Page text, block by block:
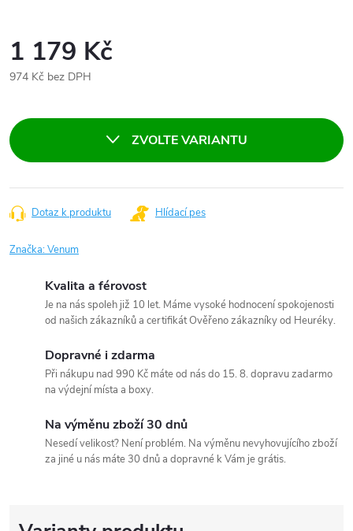
1 179 Kč
974 Kč bez DPH
ZVOLTE VARIANTU
Dotaz k produktu Hlídací pes
Značka:Venum
Kvalita a férovost
Je na nás spoleh již 10 let. Máme vysoké hodnocení spokojenosti
od našich zákazníků a certifikát Ověřeno zákazníky od Heuréky.
Dopravné i zdarma
Při nákupu nad 990 Kč máte od nás do 15. 8. dopravu zadarmo
na výdejní místa a boxy.
Na výměnu zboží 30 dnů
Nesedí velikost? Není problém. Na výměnu nevyhovujícího zboží
za jiné u nás máte 30 dnů a dopravné k Vám je grátis.